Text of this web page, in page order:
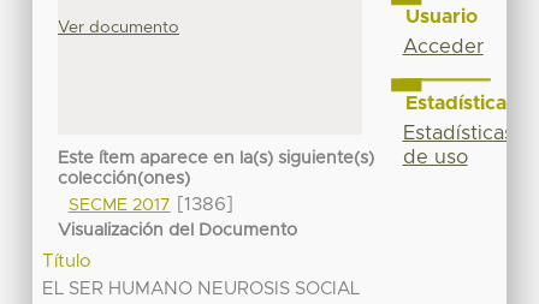
Ver documento
Este ítem aparece en la(s) siguiente(s)
colección(ones)
SECME 2017 [1386]
Visualización del Documento
Título
EL SER HUMANO NEUROSIS SOCIAL
Usuario
Acceder
Estadísticas
Estadísticas
de uso